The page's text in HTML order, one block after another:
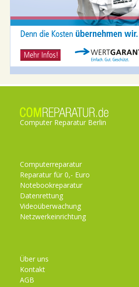
Computer Reparatur Berlin
Computerreparatur
Reparatur für 0,- Euro
Notebookreparatur
Datenrettung
Videoüberwachung
Netzwerkeinrichtung
Über uns
Kontakt
AGB